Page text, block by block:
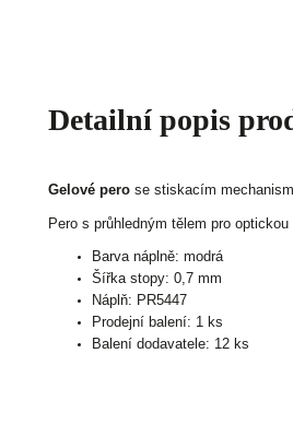
Detailní popis
Gelové pero se stiskacím
Pero s průhledným tělem pro optickou
Barva náplně: modrá
Šířka stopy: 0,7 mm
Náplň: PR5447
Prodejní balení: 1 ks
Balení dodavatele: 12 ks